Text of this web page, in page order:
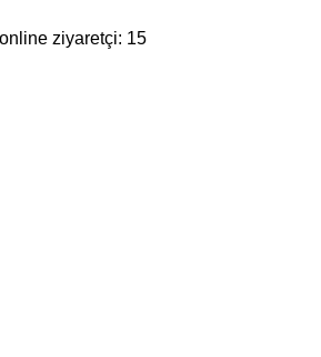
online ziyaretçi: 15